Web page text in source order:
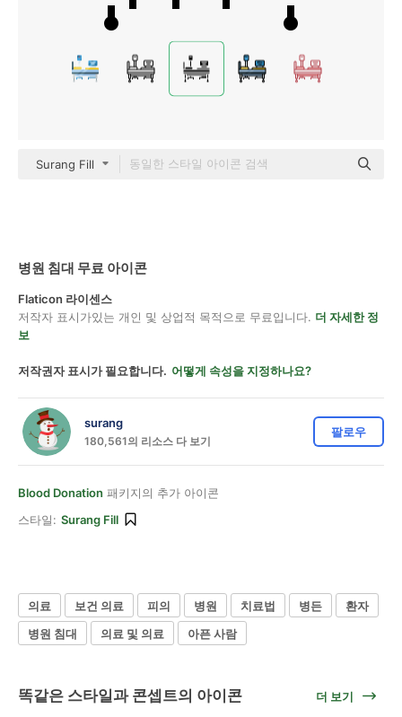
Surang Fill
병원 침대 무료 아이콘
Flaticon 라이센스
저작자 표시가있는 개인 및 상업적 목적으로 무료입니다. 더 자세한 정
보
저작권자 표시가 필요합니다. 어떻게 속성을 지정하나요?
surang
180,561의 리소스 다 보기
팔로우
Blood Donation 패키지의 추가 아이콘
스타일: Surang Fill
의료 보건 의료 피의 병원 치료법 병든
환자
병원 침대
의료 및 의료 아픈 사람
똑같은 스타일과 콘셉트의 아이콘 더 보기